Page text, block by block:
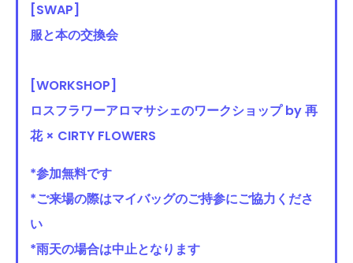
[SWAP]
服と本の交換会
[WORKSHOP]
ロスフラワーアロマサシェのワークショップ by 再
花 × CIRTY FLOWERS
*参加無料です
*ご来場の際はマイバッグのご持参にご協力くださ
い
*雨天の場合は中止となります